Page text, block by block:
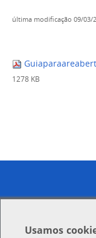
última modificação 09/03/
1278 KB
Usamos